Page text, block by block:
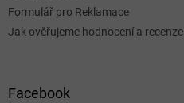
Formulář pro Reklamace
Jak ověřujeme hodnocení a recenze
Facebook